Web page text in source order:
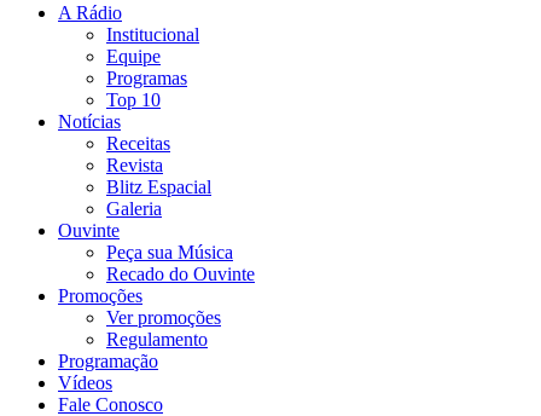
A Rádio
Institucional
Equipe
Programas
Top 10
Notícias
Receitas
Revista
Blitz Espacial
Galeria
Ouvinte
Peça sua Música
Recado do Ouvinte
Promoções
Ver promoções
Regulamento
Programação
Vídeos
Fale Conosco